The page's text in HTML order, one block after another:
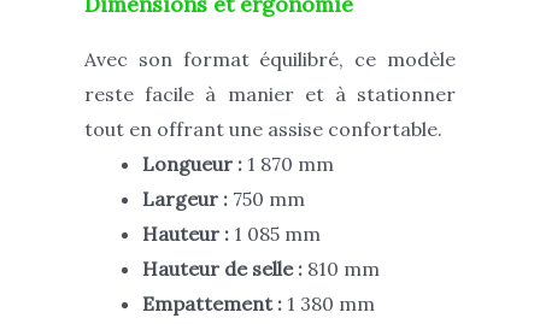
Avec son format équilibré, ce modèle
reste facile à manier et à stationner
tout en offrant une assise confortable.
Longueur : 1 870 mm
Largeur : 750 mm
Hauteur : 1 085 mm
Hauteur de selle : 810 mm
Empattement : 1 380 mm